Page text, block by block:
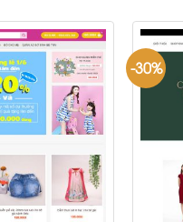
-30%